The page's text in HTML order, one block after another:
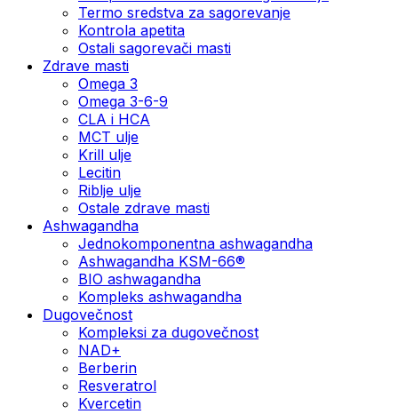
Termo sredstva za sagorevanje
Kontrola apetita
Ostali sagorevači masti
Zdrave masti
Omega 3
Omega 3-6-9
CLA i HCA
MCT ulje
Krill ulje
Lecitin
Riblje ulje
Ostale zdrave masti
Ashwagandha
Jednokomponentna ashwagandha
Ashwagandha KSM-66®
BIO ashwagandha
Kompleks ashwagandha
Dugovečnost
Kompleksi za dugovečnost
NAD+
Berberin
Resveratrol
Kvercetin